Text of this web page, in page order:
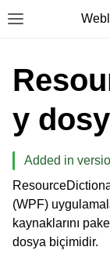
Toggle site
y
Added in
(WPF)
kaynaklarını
dosya biçimidir.